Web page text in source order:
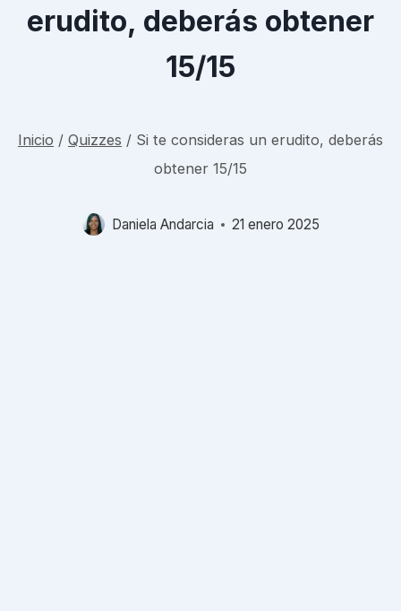
erudito, deberás obtener
15/15
Inicio / Quizzes / Si te consideras un erudito, deberás
obtener 15/15
Daniela Andarcia 21 enero 2025